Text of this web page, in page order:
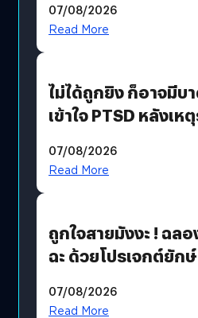
07/08/2026
Read More
ไม่ได้ถูกยิง ก็อาจมีบ
เข้าใจ PTSD หลังเห
07/08/2026
Read More
ถูกใจสายมังงะ ! ฉล
ฉะ ด้วยโปรเจกต์ยัก
มีภาษาไทยด้วย
07/08/2026
Read More